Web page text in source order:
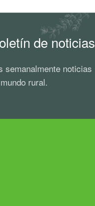
de noticias
semanalmente noticias
rural.